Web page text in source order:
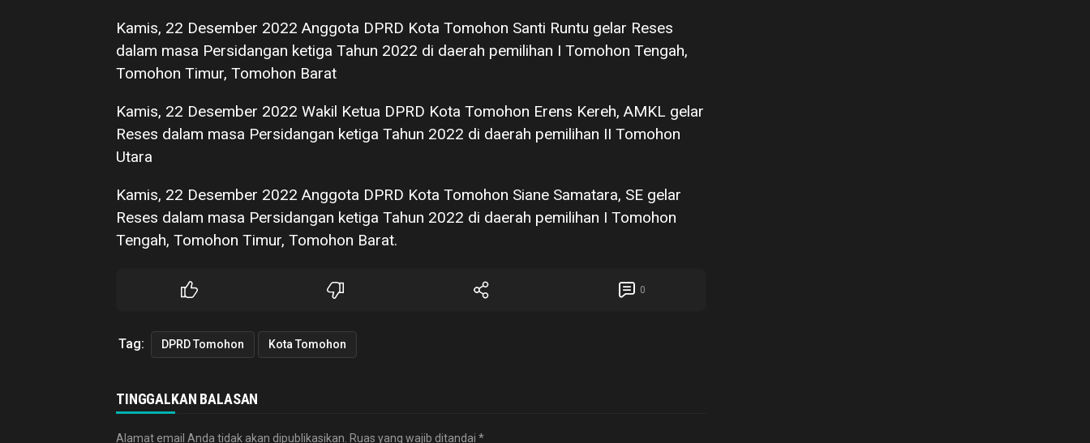
Kamis, 22 Desember 2022 Anggota DPRD Kota Tomohon Santi Runtu gelar Reses
dalam masa Persidangan ketiga Tahun 2022 di daerah pemilihan I Tomohon Tengah,
Tomohon Timur, Tomohon Barat
Kamis, 22 Desember 2022 Wakil Ketua DPRD Kota Tomohon Erens Kereh, AMKL gelar
Reses dalam masa Persidangan ketiga Tahun 2022 di daerah pemilihan II Tomohon
Utara
Kamis, 22 Desember 2022 Anggota DPRD Kota Tomohon Siane Samatara, SE gelar
Reses dalam masa Persidangan ketiga Tahun 2022 di daerah pemilihan I Tomohon
Tengah, Tomohon Timur, Tomohon Barat.
0
Tag: DPRD Tomohon Kota Tomohon
TINGGALKAN BALASAN
Alamat email Anda tidak akan dipublikasikan. Ruas yang wajib ditandai *